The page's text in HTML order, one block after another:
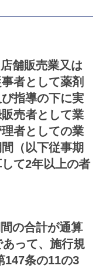
舗販売業又は
者として薬剤
指導の下に実
売者として業
者としての業
（以下従事期
て2年以上の者
の合計が通算
あって、施行規
147条の11の3